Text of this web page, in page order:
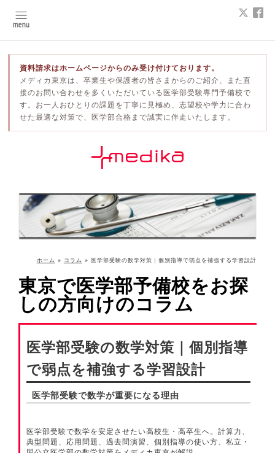
資料請求はホームページからのみ受け付けております。
メディカ東京は、卒業生や保護者の皆さまからのご紹介、また直
接のお問い合わせを多くいただいている医学部受験専門予備校で
す。お一人おひとりの課題を丁寧に見極め、志望校や学力に合わ
せた最適な対策で、医学部合格まで誠実に伴走いたします。
ホーム » コラム » 医学部受験の数学対策｜個別指導で弱点を補強する学習設計
東京で医学部予備校をお探
しの方向けのコラム
医学部受験の数学対策｜個別指導
で弱点を補強する学習設計
医学部受験で数学が重要になる理由
医学部受験で数学を安定させたい高校生・高卒生へ。計算力、
典型問題、応用問題、過去問演習、個別指導の使い方、私立・